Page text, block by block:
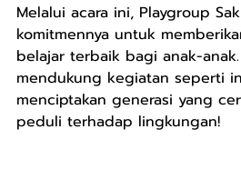
Melalui acara ini, Playgroup
komitmennya untuk
belajar terbaik bagi anak-
mendukung kegiatan seperti
menciptakan generasi yang
peduli terhadap lingkungan!